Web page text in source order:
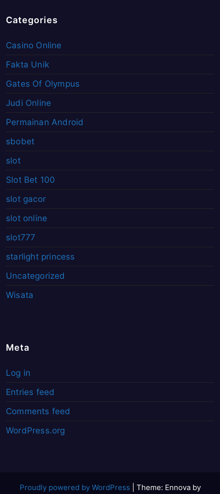
Categories
Casino Online
Fakta Unik
Gates Of Olympus
Judi Online
Permainan Android
sbobet
slot
Slot Bet 100
slot gacor
slot online
slot777
starlight princess
Uncategorized
Wisata
Meta
Log in
Entries feed
Comments feed
WordPress.org
Proudly powered by WordPress
Theme: Ennova by